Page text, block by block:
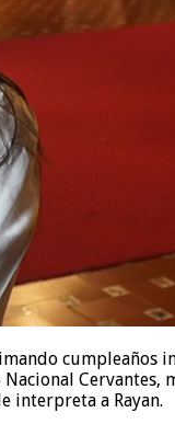
cumpleaños
interpreta a Rayan.